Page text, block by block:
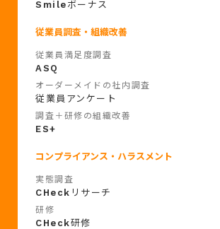
Smile ボーナス
従業員調査・組織改善
従業員満足度調査
ASQ
オーダーメイドの社内調査
従業員アンケート
調査＋研修の組織改善
ES+
コンプライアンス・ハラスメント
実態調査
CHeck リサーチ
研修
CHeck研修